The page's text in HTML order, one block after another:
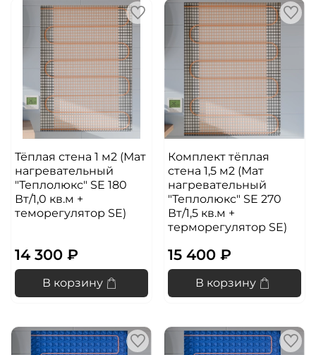
Тёплая стена 1 м2 (Мат
нагревательный
"Теплолюкс" SE 180
Вт/1,0 кв.м +
теморегулятор SE)
14 300 ₽
В корзину
Комплект тёплая
стена 1,5 м2 (Мат
нагревательный
"Теплолюкс" SE 270
Вт/1,5 кв.м +
терморегулятор SE)
15 400 ₽
В корзину